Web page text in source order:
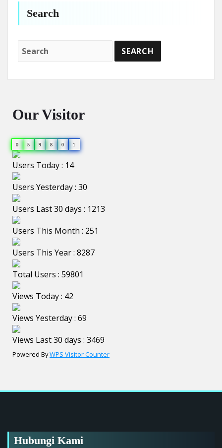
Search
Our Visitor
0 5 9 8 0 1
Users Today : 14
Users Yesterday : 30
Users Last 30 days : 1213
Users This Month : 251
Users This Year : 8287
Total Users : 59801
Views Today : 42
Views Yesterday : 69
Views Last 30 days : 3469
Powered ByWPS Visitor Counter
Hubungi Kami